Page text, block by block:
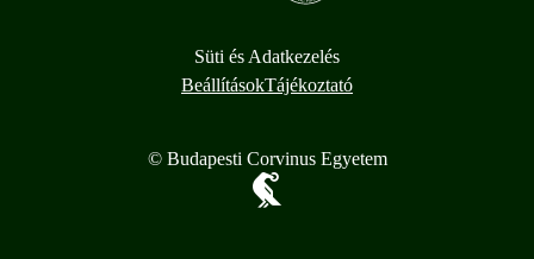
Süti és Adatkezelés
BeállításokTájékoztató
© Budapesti Corvinus Egyetem